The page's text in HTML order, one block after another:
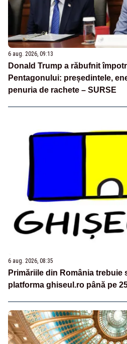
6 aug. 2026, 09:13
Donald Trump a răbufnit
Pentagonului: președintele,
penuria de rachete – SURSE
6 aug. 2026, 08:35
Primăriile din România trebuie
platforma ghiseul.ro până pe